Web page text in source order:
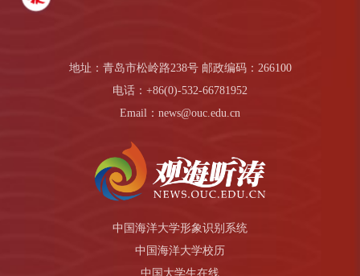
地址：青岛市松岭路238号 邮政编码：266100
电话：+86(0)-532-66781952
Email：news@ouc.edu.cn
中国海洋大学形象识别系统
中国海洋大学校历
中国大学生在线